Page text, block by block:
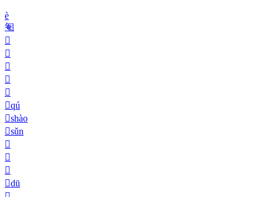
è
匎
𠣤
𠣥
𠣦
𠣧
𠣨
𠣩qú
𠣪shào
𠣫sǔn
𠣬
𠣭
𠣮
𠣯dū